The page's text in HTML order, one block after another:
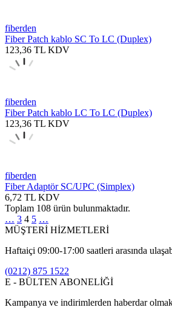
fiberden
Fiber Patch kablo SC To LC (Duplex)
123,36 TL KDV
fiberden
Fiber Patch kablo LC To LC (Duplex)
123,36 TL KDV
fiberden
Fiber Adaptör SC/UPC (Simplex)
6,72 TL KDV
Toplam 108 ürün bulunmaktadır.
… 3 4 5 …
MÜŞTERİ HİZMETLERİ
Haftaiçi 09:00-17:00 saatleri arasında
(0212) 875 1522
E - BÜLTEN ABONELİĞİ
Kampanya ve indirimlerden haberdar